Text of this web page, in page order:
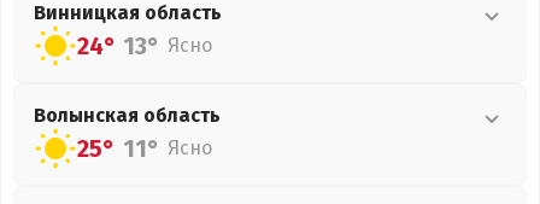
Винницкая область
24° 13° Ясно
Волынская область
25° 11° Ясно